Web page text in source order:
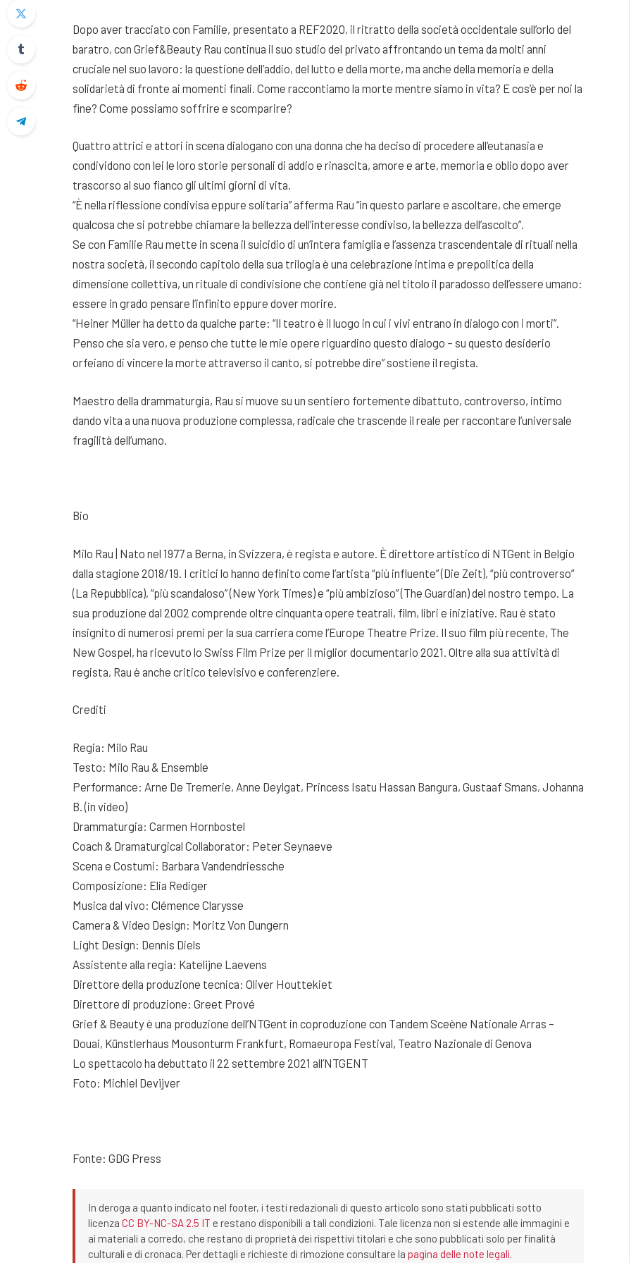
Dopo aver tracciato con Familie, presentato a REF2020, il ritratto della società occidentale sull’orlo del
baratro, con Grief&Beauty Rau continua il suo studio del privato affrontando un tema da molti anni
cruciale nel suo lavoro: la questione dell’addio, del lutto e della morte, ma anche della memoria e della
solidarietà di fronte ai momenti finali. Come raccontiamo la morte mentre siamo in vita? E cos’è per noi la
fine? Come possiamo soffrire e scomparire?
Quattro attrici e attori in scena dialogano con una donna che ha deciso di procedere all’eutanasia e
condividono con lei le loro storie personali di addio e rinascita, amore e arte, memoria e oblio dopo aver
trascorso al suo fianco gli ultimi giorni di vita.
“È nella riflessione condivisa eppure solitaria” afferma Rau “in questo parlare e ascoltare, che emerge
qualcosa che si potrebbe chiamare la bellezza dell’interesse condiviso, la bellezza dell’ascolto”.
Se con Familie Rau mette in scena il suicidio di un’intera famiglia e l’assenza trascendentale di rituali nella
nostra società, il secondo capitolo della sua trilogia è una celebrazione intima e prepolitica della
dimensione collettiva, un rituale di condivisione che contiene già nel titolo il paradosso dell’essere umano:
essere in grado pensare l’infinito eppure dover morire.
“Heiner Müller ha detto da qualche parte: “Il teatro è il luogo in cui i vivi entrano in dialogo con i morti”.
Penso che sia vero, e penso che tutte le mie opere riguardino questo dialogo – su questo desiderio
orfeiano di vincere la morte attraverso il canto, si potrebbe dire” sostiene il regista.
Maestro della drammaturgia, Rau si muove su un sentiero fortemente dibattuto, controverso, intimo
dando vita a una nuova produzione complessa, radicale che trascende il reale per raccontare l’universale
fragilità dell’umano.
Bio
Milo Rau | Nato nel 1977 a Berna, in Svizzera, è regista e autore. È direttore artistico di NTGent in Belgio
dalla stagione 2018/19. I critici lo hanno definito come l’artista “più influente” (Die Zeit), “più controverso”
(La Repubblica), “più scandaloso” (New York Times) e “più ambizioso” (The Guardian) del nostro tempo. La
sua produzione dal 2002 comprende oltre cinquanta opere teatrali, film, libri e iniziative. Rau è stato
insignito di numerosi premi per la sua carriera come l’Europe Theatre Prize. Il suo film più recente, The
New Gospel, ha ricevuto lo Swiss Film Prize per il miglior documentario 2021. Oltre alla sua attività di
regista, Rau è anche critico televisivo e conferenziere.
Crediti
Regia: Milo Rau
Testo: Milo Rau & Ensemble
Performance: Arne De Tremerie, Anne Deylgat, Princess Isatu Hassan Bangura, Gustaaf Smans, Johanna
B. (in video)
Drammaturgia: Carmen Hornbostel
Coach & Dramaturgical Collaborator: Peter Seynaeve
Scena e Costumi: Barbara Vandendriessche
Composizione: Elia Rediger
Musica dal vivo: Clémence Clarysse
Camera & Video Design: Moritz Von Dungern
Light Design: Dennis Diels
Assistente alla regia: Katelijne Laevens
Direttore della produzione tecnica: Oliver Houttekiet
Direttore di produzione: Greet Prové
Grief & Beauty è una produzione dell’NTGent in coproduzione con Tandem Sceène Nationale Arras –
Douai, Künstlerhaus Mousonturm Frankfurt, Romaeuropa Festival, Teatro Nazionale di Genova
Lo spettacolo ha debuttato il 22 settembre 2021 all’NTGENT
Foto: Michiel Devijver
Fonte: GDG Press
In deroga a quanto indicato nel footer, i testi redazionali di questo articolo sono stati pubblicati sotto
licenza CC BY-NC-SA 2.5 IT e restano disponibili a tali condizioni. Tale licenza non si estende alle immagini e
ai materiali a corredo, che restano di proprietà dei rispettivi titolari e che sono pubblicati solo per finalità
culturali e di cronaca. Per dettagli e richieste di rimozione consultare la pagina delle note legali.